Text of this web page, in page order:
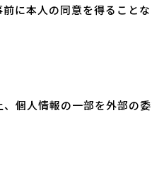
に本人の同意を得ること
個人情報の一部を外部